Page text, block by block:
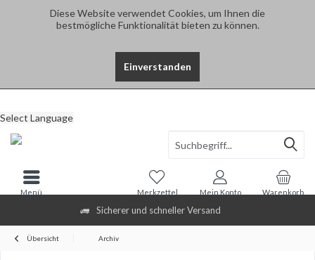
Diese Website verwendet Cookies, um Ihnen die
bestmögliche Funktionalität bieten zu können.
Einverstanden
Sicherer und schneller Versand
Select Language
Warenkorb
Merkzettel Mein Konto
Menü
Übersicht Archiv